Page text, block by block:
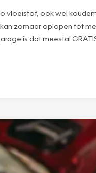
vloeistof, ook wel
zomaar oplopen tot
is dat meestal